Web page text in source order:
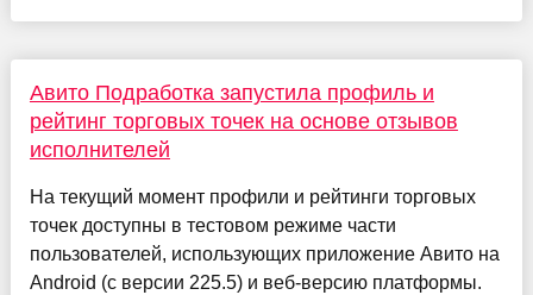
Авито Подработка запустила профиль и
рейтинг торговых точек на основе отзывов
исполнителей
На текущий момент профили и рейтинги торговых
точек доступны в тестовом режиме части
пользователей, использующих приложение Авито на
Android (с версии 225.5) и веб‑версию платформы.